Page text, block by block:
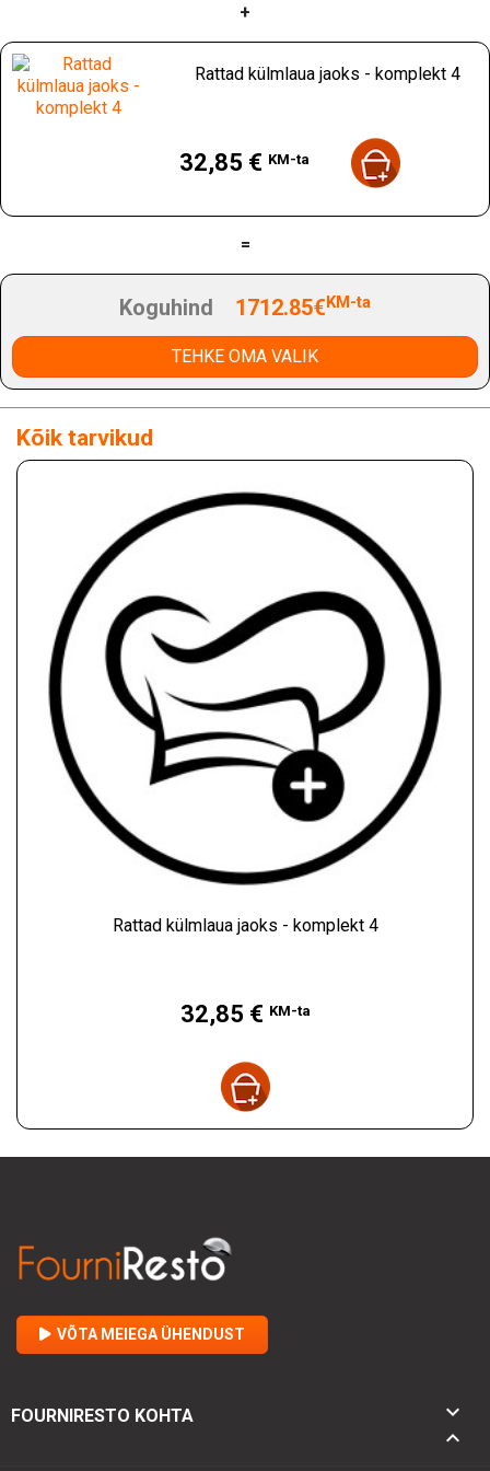
+
Rattad külmlaua jaoks - komplekt 4
32,85 € KM-ta
=
Koguhind 1712.85€KM-ta
TEHKE OMA VALIK
Kõik tarvikud
Rattad külmlaua jaoks - komplekt 4
32,85 € KM-ta
VÕTA MEIEGA ÜHENDUST
FOURNIRESTO KOHTA

